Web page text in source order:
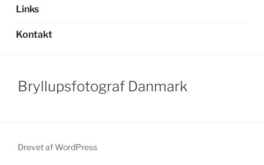
Links
Kontakt
Bryllupsfotograf Danmark
Drevet af WordPress